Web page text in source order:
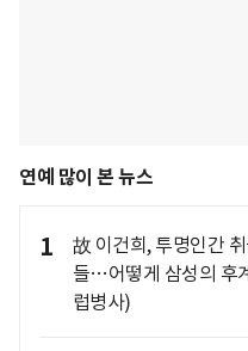
연예 많이 본 뉴스
1
故 이건희, 투명인간
들…어떻게 삼성의 후
럽병사)